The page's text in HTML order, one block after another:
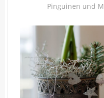
Pinguinen und